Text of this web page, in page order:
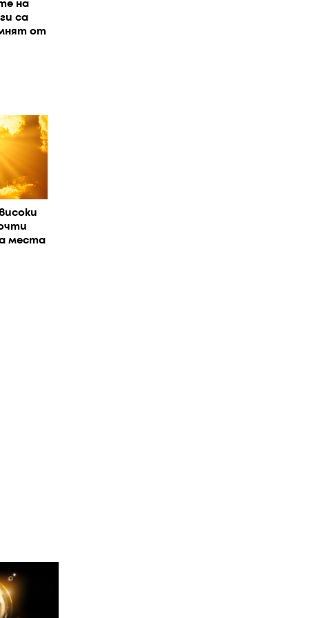
на
са
от
места